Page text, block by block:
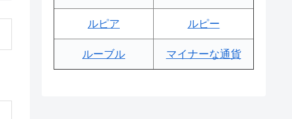
ルピア ルピー
ルーブル マイナーな通貨